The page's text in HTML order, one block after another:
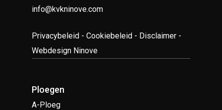
info@kvkninove.com
Privacybeleid -Cookiebeleid - Disclaimer -
Webdesign Ninove
Ploegen
A-Ploeg